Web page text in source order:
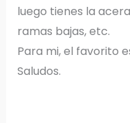
luego tienes la
ramas bajas, etc.
Para mi, el favorito
Saludos.